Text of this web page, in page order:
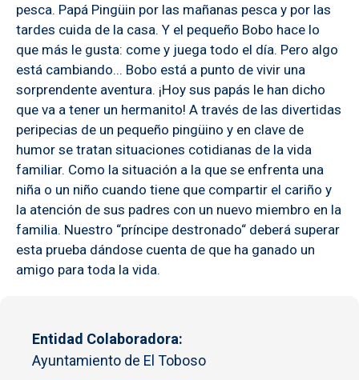
pesca. Papá Pingüin por las mañanas pesca y por las
tardes cuida de la casa. Y el pequeño Bobo hace lo
que más le gusta: come y juega todo el día. Pero algo
está cambiando... Bobo está a punto de vivir una
sorprendente aventura. ¡Hoy sus papás le han dicho
que va a tener un hermanito! A través de las divertidas
peripecias de un pequeño pingüino y en clave de
humor se tratan situaciones cotidianas de la vida
familiar. Como la situación a la que se enfrenta una
niña o un niño cuando tiene que compartir el cariño y
la atención de sus padres con un nuevo miembro en la
familia. Nuestro “príncipe destronado“ deberá superar
esta prueba dándose cuenta de que ha ganado un
amigo para toda la vida.
Entidad Colaboradora
Ayuntamiento de El Toboso